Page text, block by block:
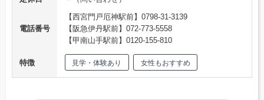
電話番号
【西宮門戸厄神駅前】0798-31-3139
【阪急伊丹駅前】072-773-5558
【甲南山手駅前】0120-155-810
特徴 見学・体験あり 女性もおすすめ